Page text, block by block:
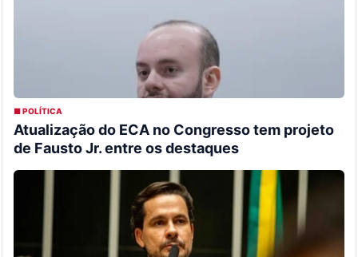
■ POLÍTICA
Atualização do ECA no Congresso tem projeto
de Fausto Jr. entre os destaques